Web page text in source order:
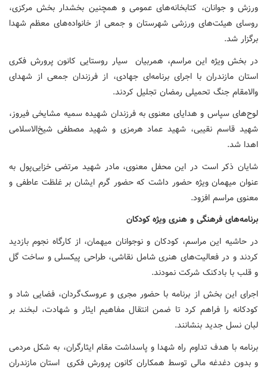
ورزش و جوانان، کتابخانه‌های عمومی و همچنین بخشدار بخش مرکزی،
روسای هیئت‌های ورزشی شهرستان و جمعی از خانواده‌های معظم شهدا
برگزار شد.
در بخش ویژه این مراسم، همربیان سیار روستایی کانون پرورش فکری
استان مازندران با اجرای برنامه‌ای جهادی، از فرزندان جمعی از شهدای
والامقام جنگ تحمیلی رمضان تجلیل کردند.
لوح‌های سپاس و هدایای معنوی به فرزندان شهیده سمیه مشایخی فیروز،
شهید قاسم نقیبی، شهید عماد هرمزی و شهید مصطفی شیخ‌الاسلامی
اهدا شد.
شایان ذکر است در این محفل معنوی، مادر شهید مرتضی خزایی‌پول به
عنوان میهمان ویژه حضور داشت که حضور گرم ایشان بر غلظت عاطفی و
معنوی مراسم افزود.
برنامه‌های فرهنگی و هنری ویژه کودکان
در حاشیه این مراسم، کودکان و نوجوانان میهمان، از کارگاه نجوم بازدید
کردند و در فعالیت‌های هنری شامل نقاشی، طراحی پیکسلی و ساخت گل
و قلب با بادکنک شرکت نمودند.
اجرای این بخش از برنامه با حضور مجری و عروسک‌گردان، فضایی شاد و
کودکانه را فراهم کرد تا ضمن انتقال مفاهیم ایثار و شهادت، لبخند بر
لبان نسل جدید بنشانند.
برنامه با هدف تداوم راه شهدا و پاسداشت مقام ایثارگران، به شکل مردمی
و بدون دغدغه مالی توسط همکاران کانون پرورش فکری استان مازندران